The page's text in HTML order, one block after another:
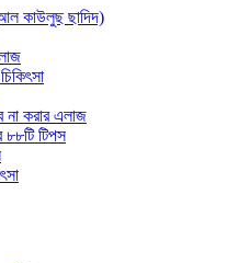
কাউলুছ ছাদিদ)
না করার এলাজ
৮৮টি টিপস